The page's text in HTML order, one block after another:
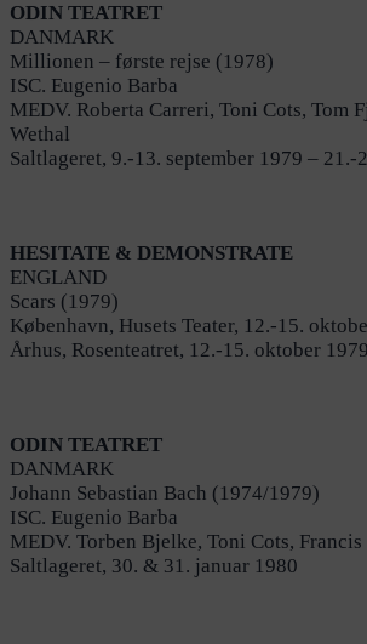
ODIN TEATRET
DANMARK
Millionen – første rejse (1978)
ISC. Eugenio Barba
MEDV. Roberta Carreri, Toni Cots, Tom
Wethal
Saltlageret, 9.-13. september 1979 – 21.-
HESITATE & DEMONSTRATE
ENGLAND
Scars (1979)
København, Husets Teater, 12.-15.
Århus, Rosenteatret, 12.-15. oktober 1979
ODIN TEATRET
DANMARK
Johann Sebastian Bach (1974/1979)
ISC. Eugenio Barba
MEDV. Torben Bjelke, Toni Cots,
Saltlageret, 30. & 31. januar 1980